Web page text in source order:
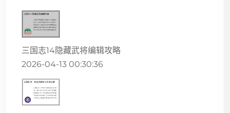
三国志14隐藏武将编辑攻略
2026-04-13 00:30:36